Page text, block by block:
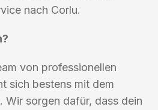
nach Corlu.
von professionellen
sich bestens mit dem
Wir sorgen dafür, dass dein